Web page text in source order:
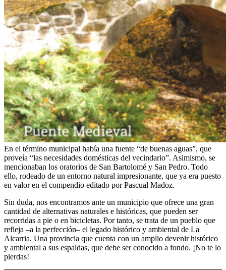
En el término municipal había una fuente “de buenas aguas”, que
proveía “las necesidades domésticas del vecindario”. Asimismo, se
mencionaban los oratorios de San Bartolomé y San Pedro. Todo
ello, rodeado de un entorno natural impresionante, que ya era puesto
en valor en el compendio editado por Pascual Madoz.
Sin duda, nos encontramos ante un municipio que ofrece una gran
cantidad de alternativas naturales e históricas, que pueden ser
recorridas a pie o en bicicletas. Por tanto, se trata de un pueblo que
refleja –a la perfección– el legado histórico y ambiental de La
Alcarria. Una provincia que cuenta con un amplio devenir histórico
y ambiental a sus espaldas, que debe ser conocido a fondo. ¡No te lo
pierdas!